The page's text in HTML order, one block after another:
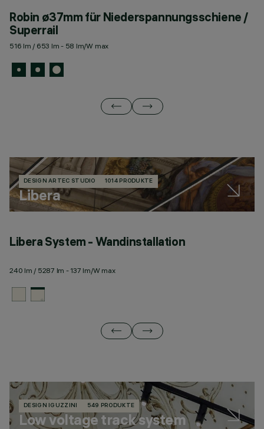
Robin ø37mm für Niederspannungsschiene /
Superrail
516 lm / 653 lm - 58 lm/W max
DESIGN ARTEC STUDIO 1014 PRODUKTE
Libera
Libera System - Wandinstallation
240 lm / 5287 lm - 137 lm/W max
DESIGN IGUZZINI 549 PRODUKTE
Low voltage track system